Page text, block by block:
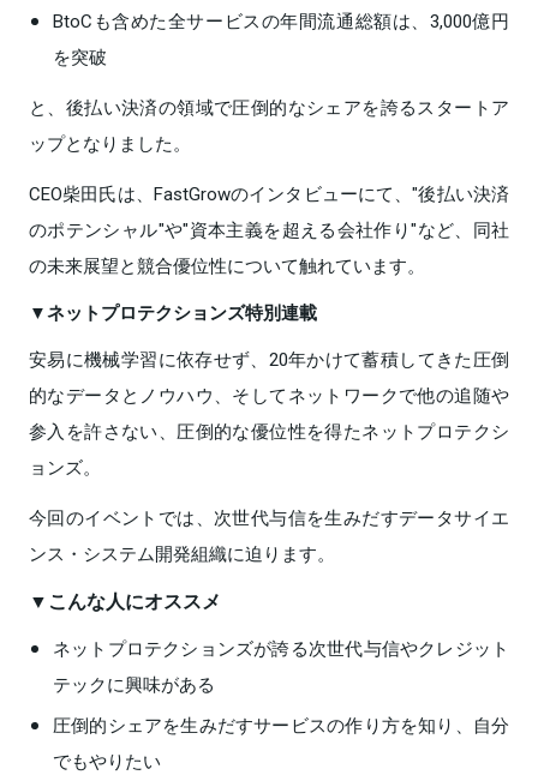
BtoCも含めた全サービスの年間流通総額は、3,000億円
を突破
と、後払い決済の領域で圧倒的なシェアを誇るスタートア
ップとなりました。
CEO柴田氏は、FastGrowのインタビューにて、"後払い決済
のポテンシャル"や"資本主義を超える会社作り"など、同社
の未来展望と競合優位性について触れています。
▼ネットプロテクションズ特別連載
安易に機械学習に依存せず、20年かけて蓄積してきた圧倒
的なデータとノウハウ、そしてネットワークで他の追随や
参入を許さない、圧倒的な優位性を得たネットプロテクシ
ョンズ。
今回のイベントでは、次世代与信を生みだすデータサイエ
ンス・システム開発組織に迫ります。
▼こんな人にオススメ
ネットプロテクションズが誇る次世代与信やクレジット
テックに興味がある
圧倒的シェアを生みだすサービスの作り方を知り、自分
でもやりたい